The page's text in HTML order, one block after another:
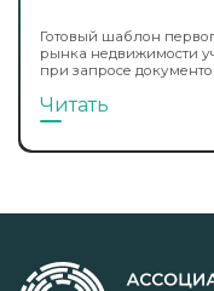
Готовый шаблон
рынка недвижимости
при запросе
Читать